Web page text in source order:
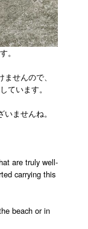
。
せんので、
ています。
ませんね。
are truly well-
carrying this
beach or in